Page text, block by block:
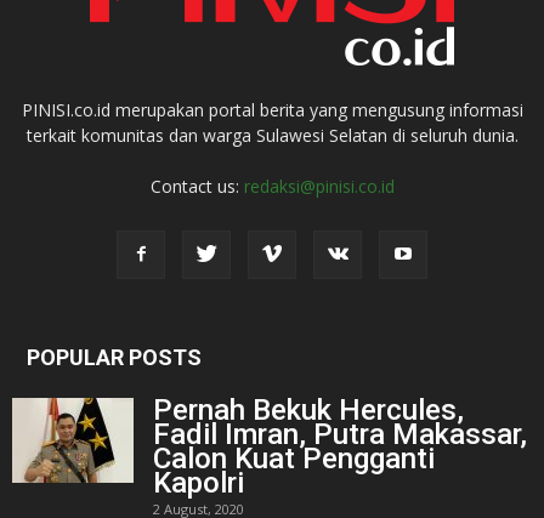
PINISI.co.id merupakan portal berita yang mengusung informasi
terkait komunitas dan warga Sulawesi Selatan di seluruh dunia.
Contact us: redaksi@pinisi.co.id
POPULAR POSTS
Pernah Bekuk Hercules,
Fadil Imran, Putra Makassar,
Calon Kuat Pengganti
Kapolri
2 August, 2020